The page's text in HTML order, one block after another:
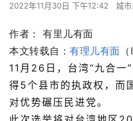
2022年11月30日 下午12:42 城
作者：有里儿有面
本文转载自：有理儿有面
11月26日，台湾“九合一
得5个县市的执政权，而
对优势碾压民进党。